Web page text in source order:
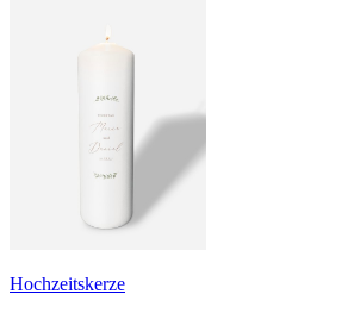
Hochzeitskerze